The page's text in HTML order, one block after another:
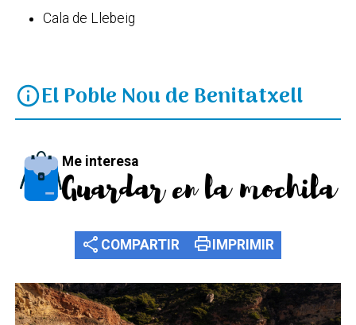
Cala de Llebeig
infoEl Poble Nou de Benitatxell
Me interesa
Guardar en la mochila
share COMPARTIR print IMPRIMIR